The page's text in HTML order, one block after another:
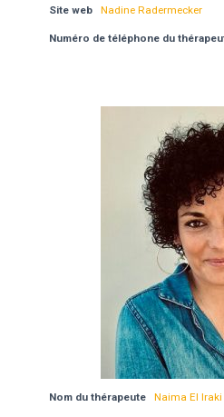
Site web Nadine Radermecker
Numéro de téléphone du
Nom du thérapeute Naima El